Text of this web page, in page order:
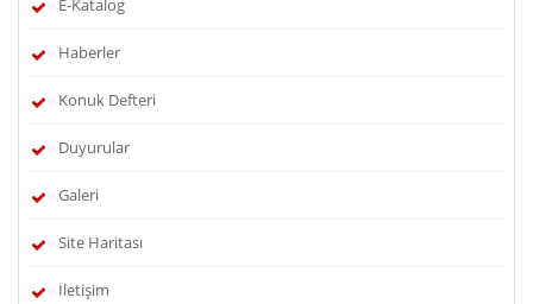
E-Katalog
Haberler
Konuk Defteri
Duyurular
Galeri
Site Haritası
İletişim